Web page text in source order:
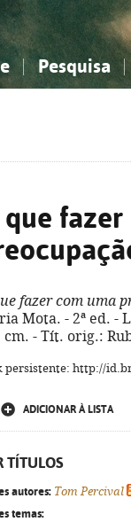
Pesquisa
que
fazer com uma
Mota. - 2ª ed. -
cm. - Tít. orig.:
persistente: http://
ADICIONAR À LISTA
TÍTULOS
autores: Tom Percival
temas: